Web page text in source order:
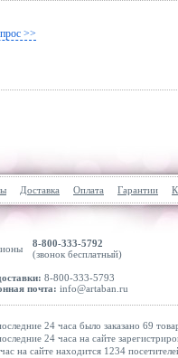
>>
Доставка Оплата Гарантии
8-800-333-5792
(звонок бесплатный)
8-800-333-5793
почта: info@artaban.ru
24 часа было заказано 69
24 часа на сайте
на сайте находится 1234